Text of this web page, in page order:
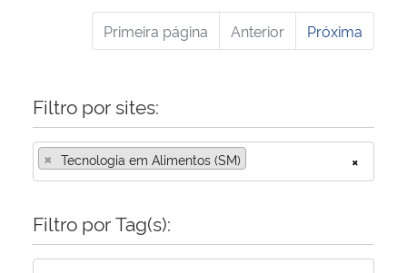
Primeira página Anterior Próxima
Filtro por sites:
×
× Tecnologia em Alimentos (SM)
Filtro por Tag(s):